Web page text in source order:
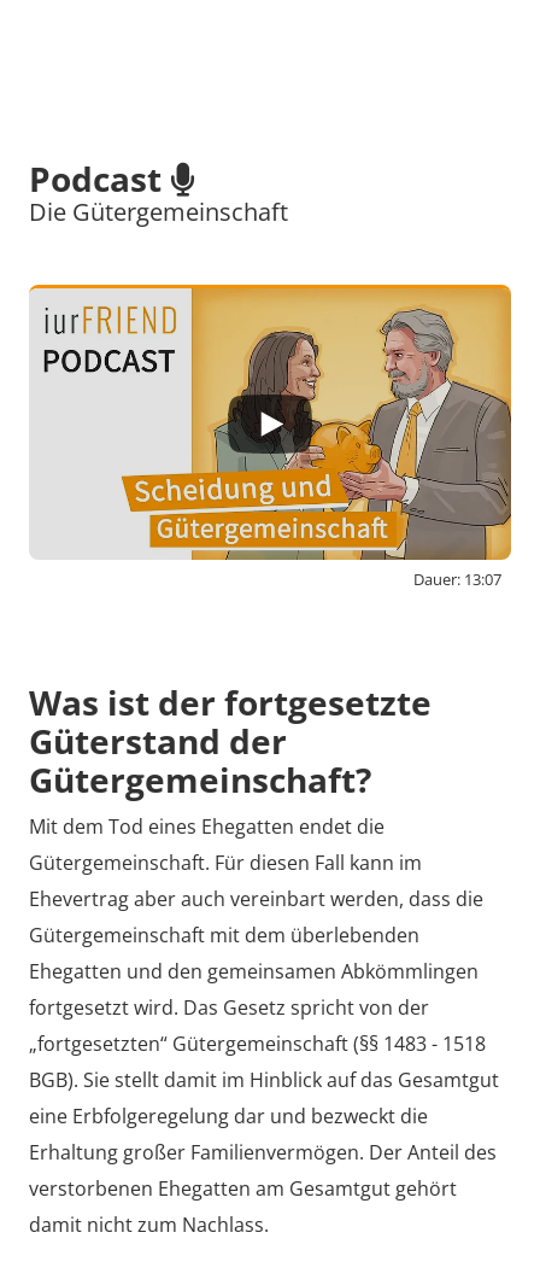
Video laden
Dauer: 13:07
Podcast
Die Gütergemeinschaft
Was ist der fortgesetzte
Güterstand der
Gütergemeinschaft?
Mit dem Tod eines Ehegatten endet die
Gütergemeinschaft. Für diesen Fall kann im
Ehevertrag aber auch vereinbart werden, dass die
Gütergemeinschaft mit dem überlebenden
Ehegatten und den gemeinsamen Abkömmlingen
fortgesetzt wird. Das Gesetz spricht von der
„fortgesetzten“ Gütergemeinschaft (§§ 1483 - 1518
BGB). Sie stellt damit im Hinblick auf das Gesamtgut
eine Erbfolgeregelung dar und bezweckt die
Erhaltung großer Familienvermögen. Der Anteil des
verstorbenen Ehegatten am Gesamtgut gehört
damit nicht zum Nachlass.